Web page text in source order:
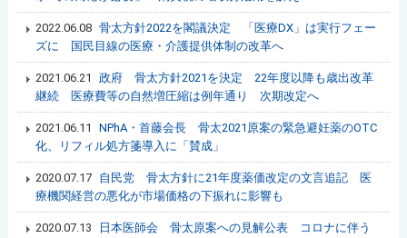
2022.06.08 骨太方針2022を閣議決定 「医療DX」は実行フェー
ズに 国民目線の医療・介護提供体制の改革へ
2021.06.21
政府 骨太方針2021を決定 22年度以降も歳出改革
継続 医療費等の自然増圧縮は例年通り 次期改定へ
2021.06.11
NPhA・首藤会長 骨太2021原案の緊急避妊薬のOTC
化、リフィル処方箋導入に「賛成」
2020.07.17
自民党 骨太方針に21年度薬価改定の文言追記 医
療機関経営の悪化が市場価格の下振れに影響も
2020.07.13
日本医師会 骨太原案への見解公表 コロナに伴う